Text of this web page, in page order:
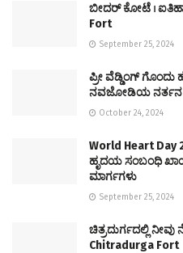
ಬೀದರ್ ಕೋಟೆ ।
Fort
September 25, 2024
ಪ್ರೀ ವೆಡ್ಡಿಂಗ್
ನವಜೋಡಿಯ ನರ್ತನ
October 24, 2024
World Heart Day
ಹೃದಯ ಸಂಬಂಧಿ
ಮಾರ್ಗಗಳು
September 25, 2024
ಚಿತ್ರದುರ್ಗದಲ್ಲಿ
Chitradurga Fort